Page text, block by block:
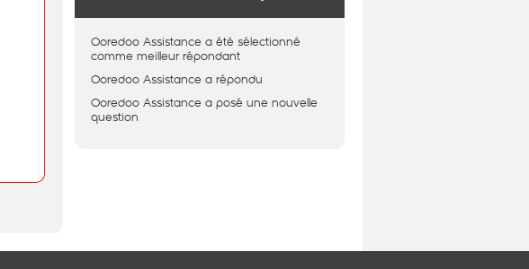
Ooredoo Assistance a été sélectionné
comme meilleur répondant
Ooredoo Assistance a répondu
Ooredoo Assistance a posé une nouvelle
question